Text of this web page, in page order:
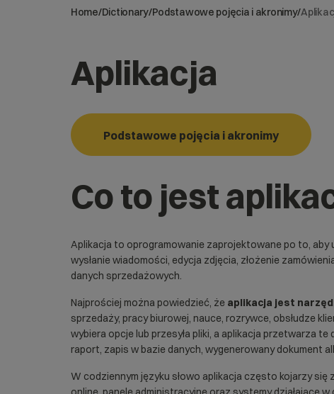
Home/Dictionary/Podstawowe pojęcia i akronimy/
Aplikacja
Podstawowe pojęcia i akronimy
Co to jest
Aplikacja to oprogramowanie zaprojektowane po to,
wysłanie wiadomości, edycja zdjęcia, złożenie
danych sprzedażowych.
Najprościej można powiedzieć, że aplikacja jest
sprzedaży, pracy biurowej, nauce, rozrywce, obsłudze
wybiera opcje lub przesyła pliki, a aplikacja przetwarza te
raport, zapis w bazie danych, wygenerowany dokument
W codziennym języku słowo aplikacja często kojarzy